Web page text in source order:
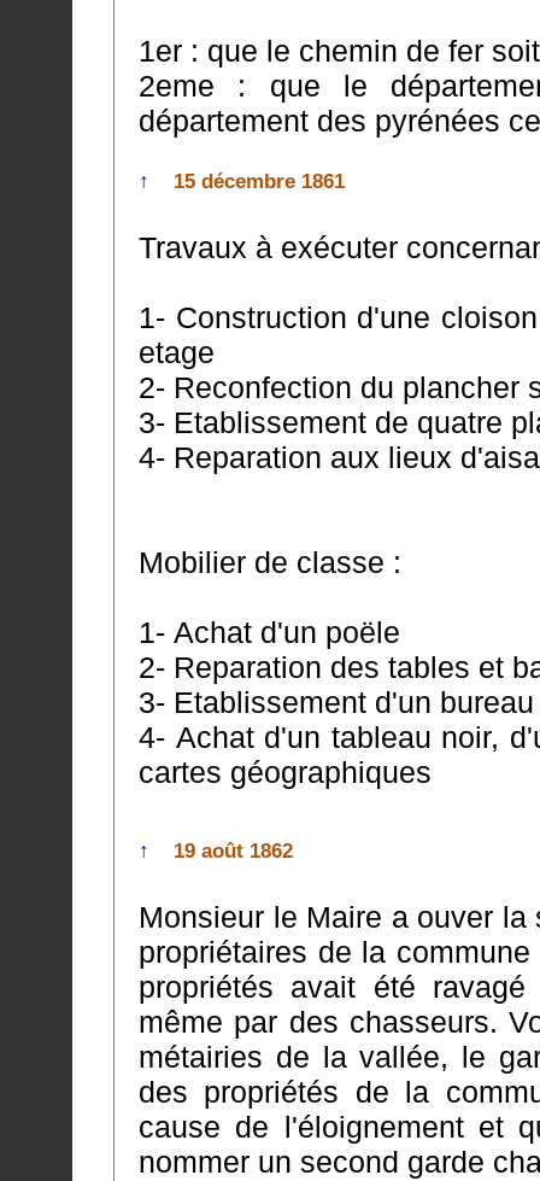
1er : que le chemin de fer
2eme : que le
département des pyrénées
↑ 15 décembre 1861
Travaux à exécuter
1- Construction d'une
etage
2- Reconfection du plancher
3- Etablissement de quatre
4- Reparation aux lieux
Mobilier de classe :
1- Achat d'un poële
2- Reparation des tables et
3- Etablissement d'un
4- Achat d'un tableau noir,
cartes géographiques
↑ 19 août 1862
Monsieur le Maire a ouver
propriétaires de la commune se sont plaint que
propriétés avait été
même par des chasseurs. Vous voyez Messieurs qu'à cause des
métairies de la vallée, le garde
des propriétés de la
cause de l'éloignement et que par conséquent, il
nommer un second garde